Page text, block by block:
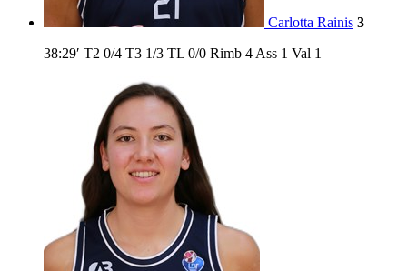
Carlotta Rainis 3
38:29′ T2 0/4 T3 1/3 TL 0/0 Rimb 4 Ass 1 Val 1